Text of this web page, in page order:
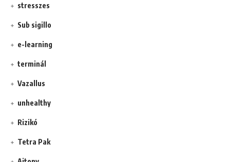
stresszes
Sub sigillo
e-learning
terminál
Vazallus
unhealthy
Rizikó
Tetra Pak